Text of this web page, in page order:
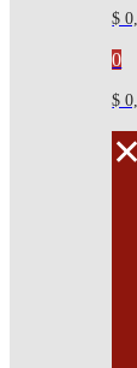
$
0
$
✕
¿Que estas
Atención
Atención por